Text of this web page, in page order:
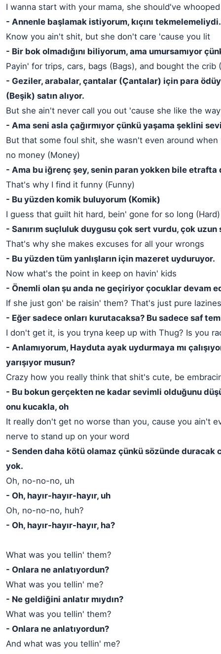
I wanna start with your mama, she should've
- Annenle başlamak istiyorum, kıçını tekmelemeliydi.
Know you ain't shit, but she don't care 'cause you lit
- Bir bok olmadığını biliyorum, ama umursamıyor
Payin' for trips, cars, bags (Bags), and bought the crib
- Geziler, arabalar, çantalar (Çantalar) için para
(Beşik) satın alıyor.
But she ain't never call you out 'cause she like the
- Ama seni asla çağırmıyor çünkü yaşama şeklini
But that some foul shit, she wasn't even around when
no money (Money)
- Ama bu iğrenç şey, senin paran yokken bile
That's why I find it funny (Funny)
- Bu yüzden komik buluyorum (Komik)
I guess that guilt hit hard, bein' gone for so long (Hard)
- Sanırım suçluluk duygusu çok sert vurdu, çok
That's why she makes excuses for all your wrongs
- Bu yüzden tüm yanlışların için mazeret uyduruyor.
Now what's the point in keep on havin' kids
- Önemli olan şu anda ne geçiriyor çocuklar devam
If she just gon' be raisin' them? That's just pure
- Eğer sadece onları kurutacaksa? Bu sadece saf
I don't get it, is you tryna keep up with Thug? Is you
- Anlamıyorum, Hayduta ayak uydurmaya mı
yarışıyor musun?
Crazy how you really think that shit's cute, be
- Bu bokun gerçekten ne kadar sevimli olduğunu
onu kucakla, oh
It really don't get no worse than you, cause you ain't
nerve to stand up on your word
- Senden daha kötü olamaz çünkü sözünde duracak
yok.
Oh, no-no-no, uh
- Oh, hayır-hayır-hayır, uh
Oh, no-no-no, huh?
- Oh, hayır-hayır-hayır, ha?
What was you tellin' them?
- Onlara ne anlatıyordun?
What was you tellin' me?
- Ne geldiğini anlatır mıydın?
What was you tellin' them?
- Onlara ne anlatıyordun?
And what was you tellin' me?